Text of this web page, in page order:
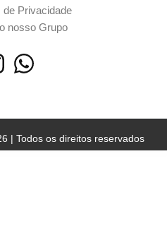
de Privacidade
nosso Grupo
| Todos os direitos reservados